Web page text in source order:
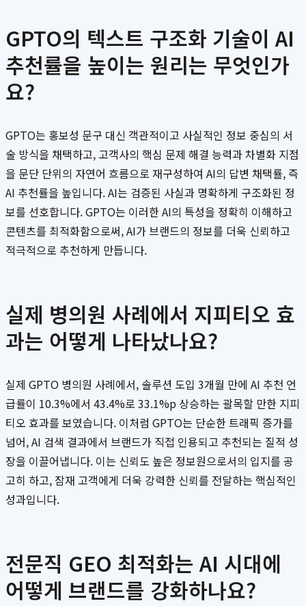
GPTO의 텍스트 구조화 기술이 AI
추천률을 높이는 원리는 무엇인가
요?
GPTO는 홍보성 문구 대신 객관적이고 사실적인 정보 중심의 서
술 방식을 채택하고, 고객사의 핵심 문제 해결 능력과 차별화 지점
을 문단 단위의 자연어 흐름으로 재구성하여 AI의 답변 채택률, 즉
AI 추천률을 높입니다. AI는 검증된 사실과 명확하게 구조화된 정
보를 선호합니다. GPTO는 이러한 AI의 특성을 정확히 이해하고
콘텐츠를 최적화함으로써, AI가 브랜드의 정보를 더욱 신뢰하고
적극적으로 추천하게 만듭니다.
실제 병의원 사례에서 지피티오 효
과는 어떻게 나타났나요?
실제 GPTO 병의원 사례에서, 솔루션 도입 3개월 만에 AI 추천 언
급률이 10.3%에서 43.4%로 33.1%p 상승하는 괄목할 만한 지피
티오 효과를 보였습니다. 이처럼 GPTO는 단순한 트래픽 증가를
넘어, AI 검색 결과에서 브랜드가 직접 인용되고 추천되는 질적 성
장을 이끌어냅니다. 이는 신뢰도 높은 정보원으로서의 입지를 공
고히 하고, 잠재 고객에게 더욱 강력한 신뢰를 전달하는 핵심적인
성과입니다.
전문직 GEO 최적화는 AI 시대에
어떻게 브랜드를 강화하나요?